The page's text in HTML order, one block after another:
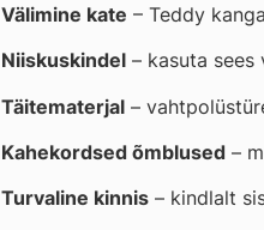
Välimine kate – Teddy
Niiskuskindel – kasuta sees
Täitematerjal –
Kahekordsed õmblused –
Turvaline kinnis – kindlalt